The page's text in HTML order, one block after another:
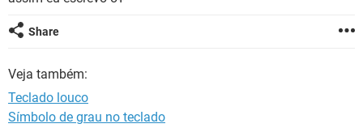
OUTLOOK
GUIA DE COMPRAS
Share
Veja também:
Teclado louco
Símbolo de grau no teclado